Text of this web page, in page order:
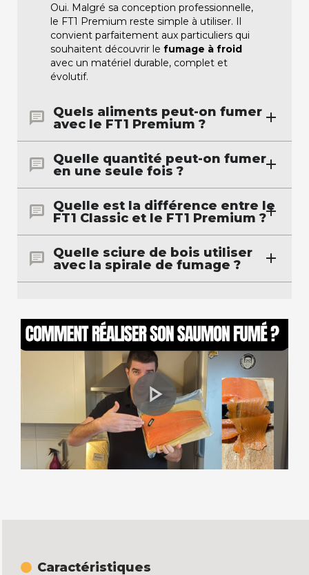
Oui. Malgré sa conception professionnelle,
le FT1 Premium reste simple à utiliser. Il
convient parfaitement aux particuliers qui
souhaitent découvrir le fumage à froid
avec un matériel durable, complet et
évolutif.
Quels aliments peut-on fumer
avec le FT1 Premium ?
Quelle quantité peut-on fumer
en une seule fois ?
Quelle est la différence entre le
FT1 Classic et le FT1 Premium ?
Quelle sciure de bois utiliser
avec la spirale de fumage ?
Caractéristiques